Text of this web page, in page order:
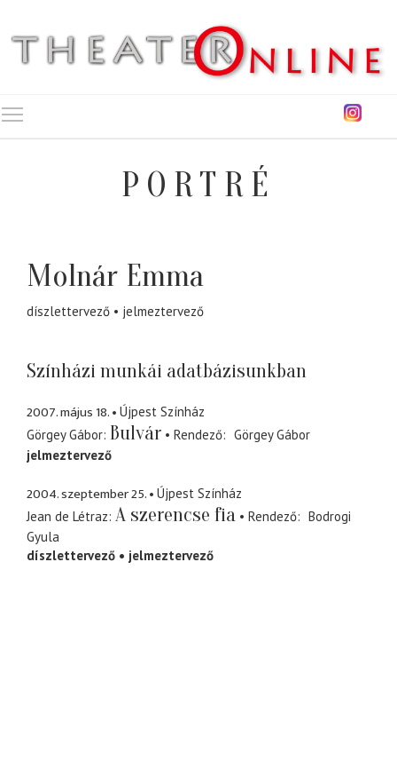
PORTRÉ
Molnár Emma
díszlettervező jelmeztervező
Színházi munkái adatbázisunkban
2007. május 18.
Újpest Színház
Görgey Gábor Bulvár Rendező
Görgey Gábor
jelmeztervező
2004. szeptember 25.
Újpest Színház
Jean de Létraz A szerencse fia Rendező
Bodrogi
Gyula
díszlettervező
jelmeztervező